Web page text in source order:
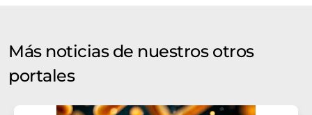
Más noticias de nuestros otros
portales